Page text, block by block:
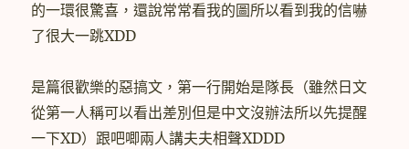
的一環很驚喜，還說常常看我的圖所以看到我的信嚇
了很大一跳XDD
是篇很歡樂的惡搞文，第一行開始是隊長（雖然日文
從第一人稱可以看出差別但是中文沒辦法所以先提醒
一下XD）跟吧唧兩人講夫夫相聲XDDD